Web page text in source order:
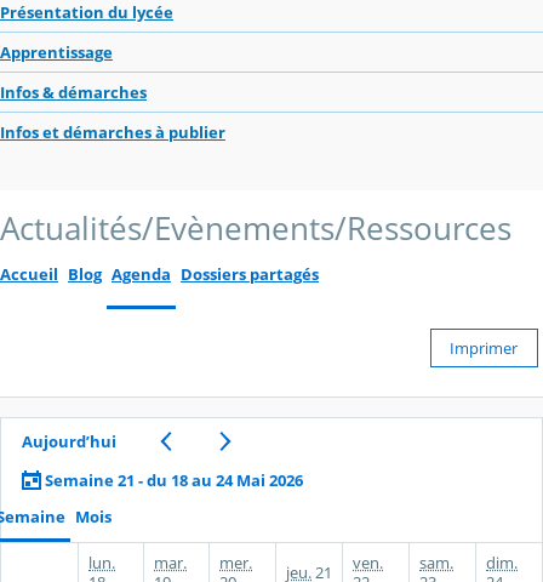
Présentation du lycée
Apprentissage
Infos & démarches
Infos et démarches à publier
Actualités/Evènements/Ressources
Accueil Blog Agenda Dossiers partagés
Imprimer
Aujourd’hui
Semaine 21 - du 18 au 24 Mai 2026
Mois
lun.
mar.
mer.
jeu.21
ven.
sam.
dim.